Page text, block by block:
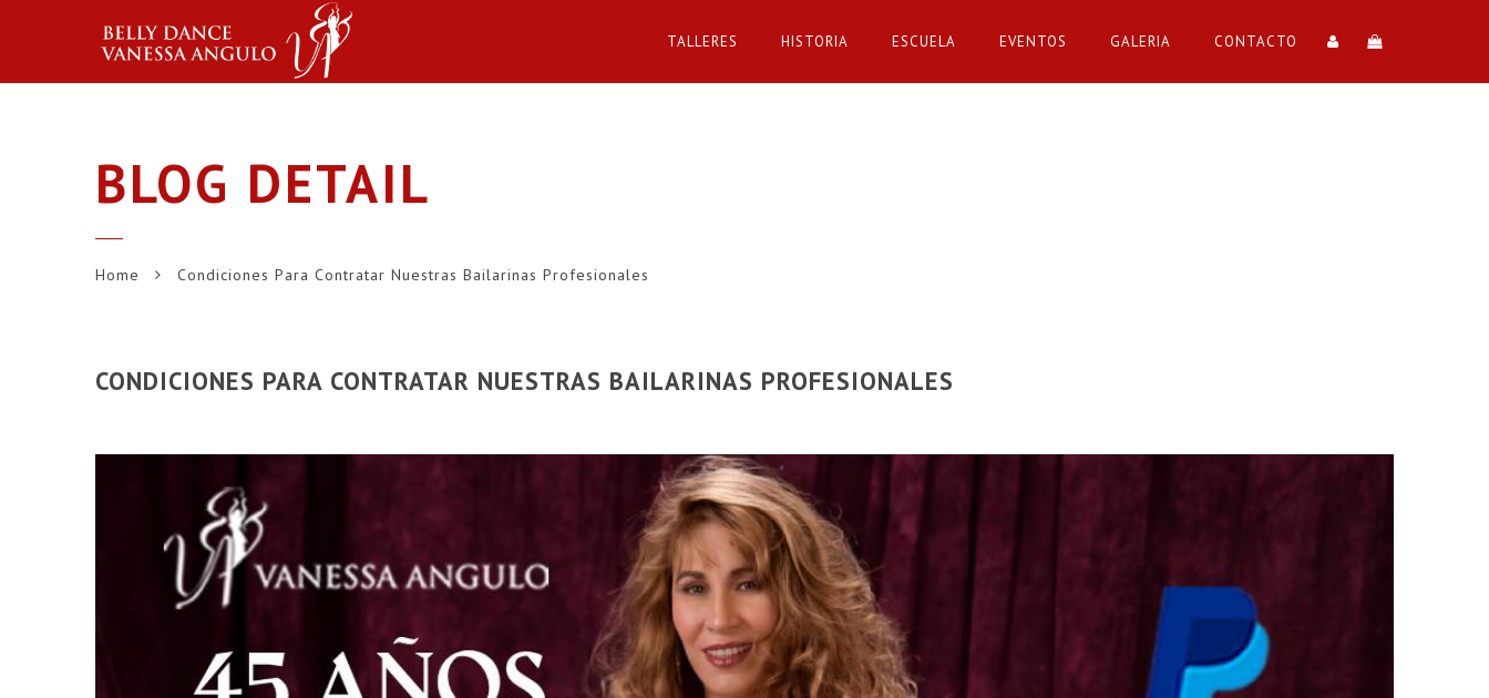
TALLERES HISTORIA ESCUELA EVENTOS GALERIA CONTACTO
BLOG DETAIL
Home Condiciones Para Contratar Nuestras Bailarinas Profesionales
CONDICIONES PARA CONTRATAR NUESTRAS BAILARINAS PROFESIONALES